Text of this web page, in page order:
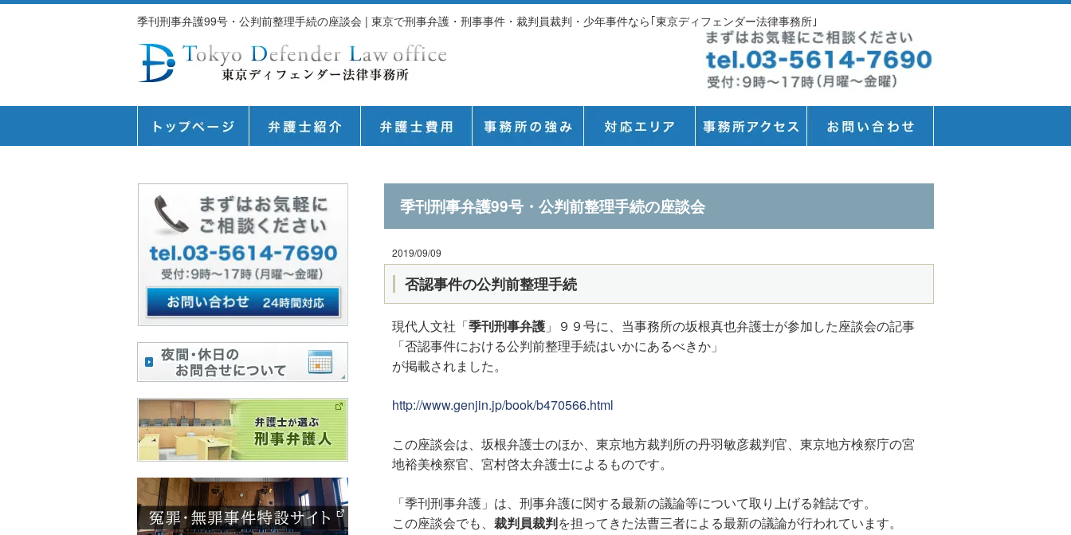
季刊刑事弁護99号・公判前整理手続の座談会 | 東京で刑事弁護・刑事事件・裁判員裁判・少年事件なら｢東京ディフェンダー法律事務所｣
季刊刑事弁護99号・公判前整理手続の座談会
2019/09/09
否認事件の公判前整理手続
現代人文社「季刊刑事弁護 」９９号に、当事務所の坂根真也弁護士が参加した座談会の記事
「否認事件における公判前整理手続はいかにあるべきか」
が掲載されました。
http://www.genjin.jp/book/b470566.html
この座談会は、坂根弁護士のほか、東京地方裁判所の丹羽敏彦裁判官、東京地方検察庁の宮
地裕美検察官、宮村啓太弁護士によるものです。
「季刊刑事弁護」は、刑事弁護に関する最新の議論等について取り上げる雑誌です。
この座談会でも、 裁判員裁判を担ってきた法曹三者による最新の議論が行われています。